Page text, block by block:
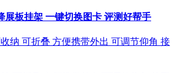
展板挂架 一键切换图卡 评测好帮手